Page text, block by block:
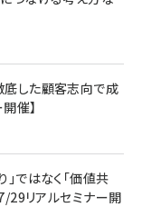
底した顧客志向で成
催】
ではなく「価値共
29リアルセミナー開